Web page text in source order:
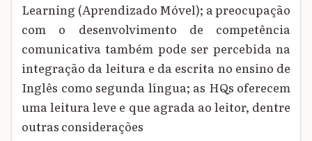
Learning (Aprendizado Móvel); a preocupação
com o desenvolvimento de competência
comunicativa também pode ser percebida na
integração da leitura e da escrita no ensino de
Inglês como segunda língua; as HQs oferecem
uma leitura leve e que agrada ao leitor, dentre
outras considerações